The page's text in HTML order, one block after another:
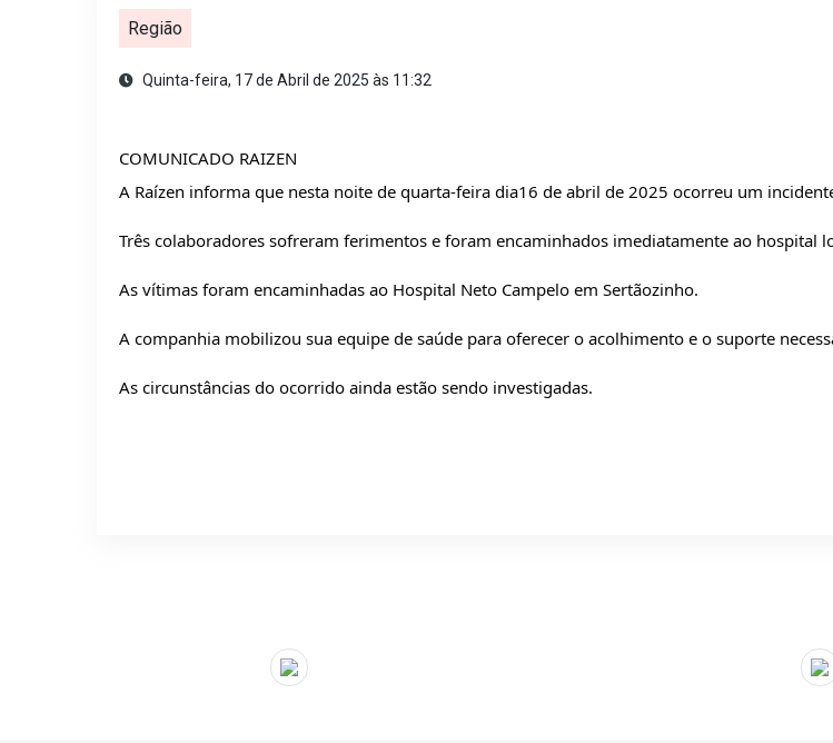
Região
Quinta-feira, 17 de Abril de 2025 às 11:32
COMUNICADO RAIZEN
A Raízen informa que nesta noite de quarta-feira dia16 de abril de 2025 ocorreu um
Três colaboradores sofreram ferimentos e foram encaminhados imediatamente ao hospital
As vítimas foram encaminhadas ao Hospital Neto Campelo em Sertãozinho.
A companhia mobilizou sua equipe de saúde para oferecer o acolhimento e o suporte
As circunstâncias do ocorrido ainda estão sendo investigadas.